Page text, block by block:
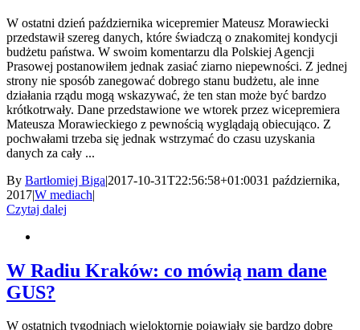
W ostatni dzień października wicepremier Mateusz Morawiecki
przedstawił szereg danych, które świadczą o znakomitej kondycji
budżetu państwa. W swoim komentarzu dla Polskiej Agencji
Prasowej postanowiłem jednak zasiać ziarno niepewności. Z jednej
strony nie sposób zanegować dobrego stanu budżetu, ale inne
działania rządu mogą wskazywać, że ten stan może być bardzo
krótkotrwały. Dane przedstawione we wtorek przez wicepremiera
Mateusza Morawieckiego z pewnością wyglądają obiecująco. Z
pochwałami trzeba się jednak wstrzymać do czasu uzyskania
danych za cały ...
By Bartłomiej Biga|2017-10-31T22:56:58+01:0031 października,
2017|W mediach|
Czytaj dalej
W Radiu Kraków: co mówią nam dane
GUS?
W ostatnich tygodniach wieloktornie pojawiały się bardzo dobre